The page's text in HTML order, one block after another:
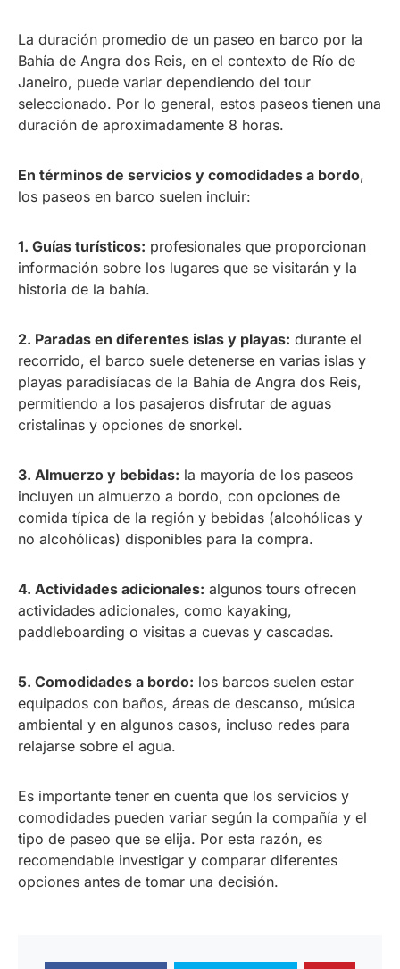
La duración promedio de un paseo en barco por la
Bahía de Angra dos Reis, en el contexto de Río de
Janeiro, puede variar dependiendo del tour
seleccionado. Por lo general, estos paseos tienen una
duración de aproximadamente 8 horas.
En términos de servicios y comodidades a bordo,
los paseos en barco suelen incluir:
1. Guías turísticos: profesionales que proporcionan
información sobre los lugares que se visitarán y la
historia de la bahía.
2. Paradas en diferentes islas y playas: durante el
recorrido, el barco suele detenerse en varias islas y
playas paradisíacas de la Bahía de Angra dos Reis,
permitiendo a los pasajeros disfrutar de aguas
cristalinas y opciones de snorkel.
3. Almuerzo y bebidas: la mayoría de los paseos
incluyen un almuerzo a bordo, con opciones de
comida típica de la región y bebidas (alcohólicas y
no alcohólicas) disponibles para la compra.
4. Actividades adicionales: algunos tours ofrecen
actividades adicionales, como kayaking,
paddleboarding o visitas a cuevas y cascadas.
5. Comodidades a bordo: los barcos suelen estar
equipados con baños, áreas de descanso, música
ambiental y en algunos casos, incluso redes para
relajarse sobre el agua.
Es importante tener en cuenta que los servicios y
comodidades pueden variar según la compañía y el
tipo de paseo que se elija. Por esta razón, es
recomendable investigar y comparar diferentes
opciones antes de tomar una decisión.